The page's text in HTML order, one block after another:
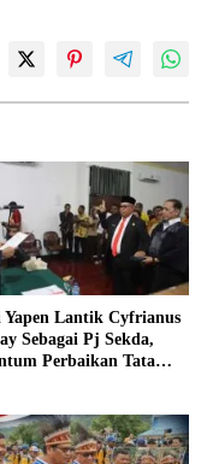
Yapen Lantik Cyfrianus
Sebagai Pj Sekda,
Perbaikan Tata